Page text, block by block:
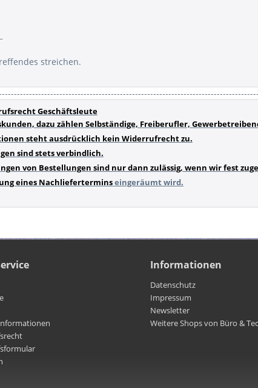
streichen.
Geschäftsleute
dazu zählen Selbständige, Freiberufler,
steht ausdrücklich kein Widerrufrecht zu.
sind stets verbindlich.
von Bestellungen sind nur dann zulässig, wenn wir fest
eines Nachlieferterminseingeräumt wird.
Informationen
Datenschutz
Impressum
Newsletter
Weitere Shops von Büro &